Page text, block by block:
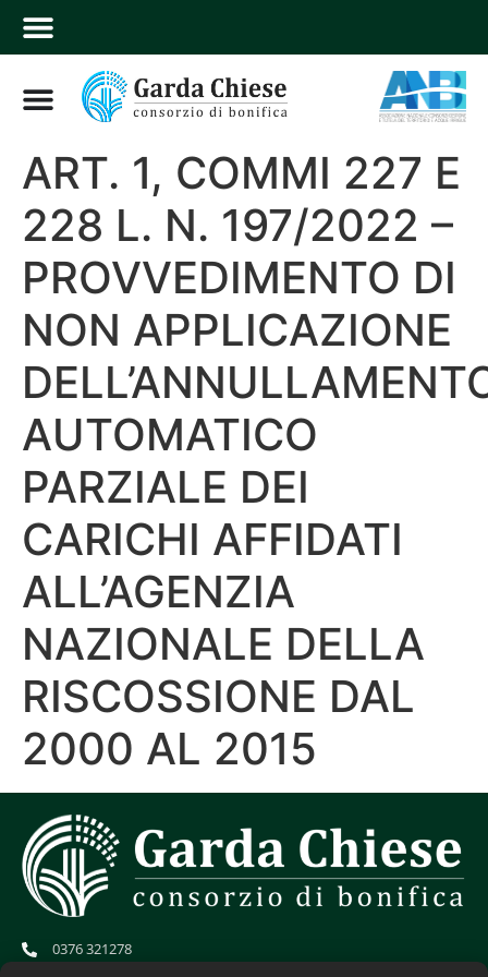
ART. 1, COMMI 227 E
228 L. N. 197/2022 –
PROVVEDIMENTO DI
NON APPLICAZIONE
AUTOMATICO
PARZIALE DEI
CARICHI AFFIDATI
ALL’AGENZIA
NAZIONALE DELLA
RISCOSSIONE DAL
2000 AL 2015
0376 321278